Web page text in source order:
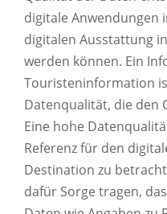
digitale Anwendungen
digitalen Ausstattung
werden können. Ein
Touristeninformation
Datenqualität, die den
Eine hohe
Referenz für den
Destination zu
dafür Sorge tragen,